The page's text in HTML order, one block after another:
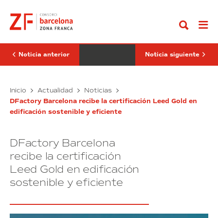
contenido
Innovation
Hub
del
selecciona
a
disruptivas
del
sector
Noticia anterior
Generalitat
Catalunya
visita
Noticia siguiente
Inicio Actualidad Noticias
DFactory Barcelona recibe la certificación Leed Gold en
edificación sostenible y eficiente
DFactory Barcelona
recibe la certificación
Leed Gold en edificación
sostenible y eficiente
Startup
Innovation
Hub
selecciona
a
10
empresas
de